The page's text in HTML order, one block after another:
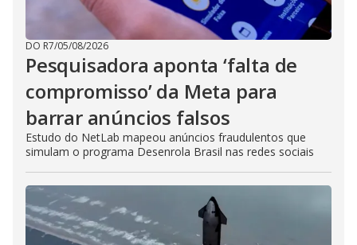
DO R7/05/08/2026
Pesquisadora aponta ‘falta de
compromisso’ da Meta para
barrar anúncios falsos
Estudo do NetLab mapeou anúncios fraudulentos que
simulam o programa Desenrola Brasil nas redes sociais